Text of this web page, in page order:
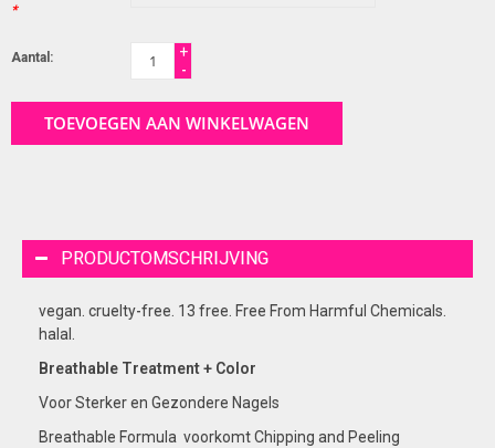
*
Aantal:
+
-
TOEVOEGEN AAN WINKELWAGEN
PRODUCTOMSCHRIJVING
vegan. cruelty-free. 13 free. Free From Harmful Chemicals.
halal.
Breathable Treatment + Color
Voor Sterker en Gezondere Nagels
Breathable Formula voorkomt Chipping and Peeling